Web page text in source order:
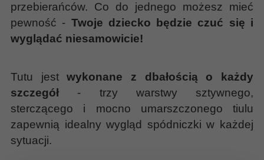
przebierańców. Co do jednego możesz mieć
pewność - Twoje dziecko będzie czuć się i
wyglądać niesamowicie!
Tutu jestwykonane z dbałością o każdy
szczegół - trzy warstwy sztywnego,
sterczącego i mocno umarszczonego tiulu
zapewnią idealny wygląd spódniczki w każdej
sytuacji.